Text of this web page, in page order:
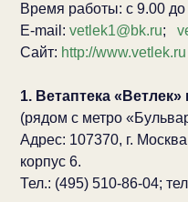
Время работы: с 9.00
E-mail: vetlek1@bk.ru;
Сайт: http://www.vetlek.ru
1. Ветаптека
(рядом с метро
Адрес: 107370, г.
корпус 6.
Тел.: (495) 510-86-04;